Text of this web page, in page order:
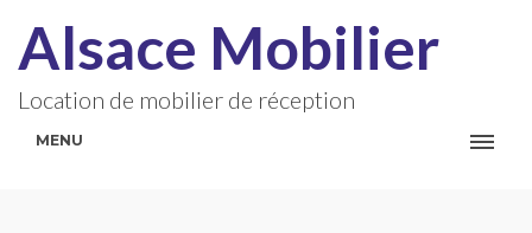
Alsace Mobilier
Location de mobilier de réception
MENU